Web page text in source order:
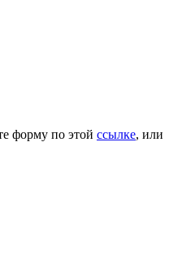
форму по этой ссылке, или